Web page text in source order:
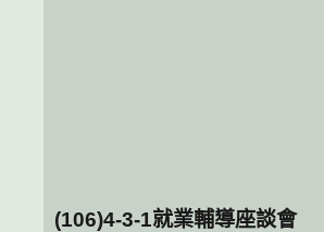
(106)4-3-1就業輔導座談會